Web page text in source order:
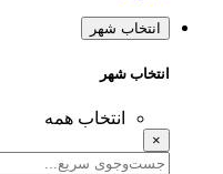
انتخاب شهر
انتخاب شهر
انتخاب همه